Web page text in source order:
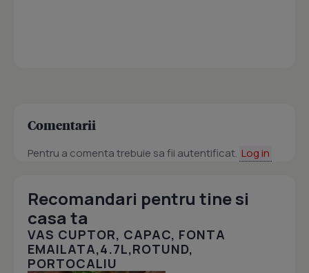
Comentarii
Pentru a comenta trebuie sa fii autentificat. Log in
Recomandari pentru tine si
casa ta
VAS CUPTOR, CAPAC, FONTA
EMAILATA,4.7L,ROTUND,
PORTOCALIU